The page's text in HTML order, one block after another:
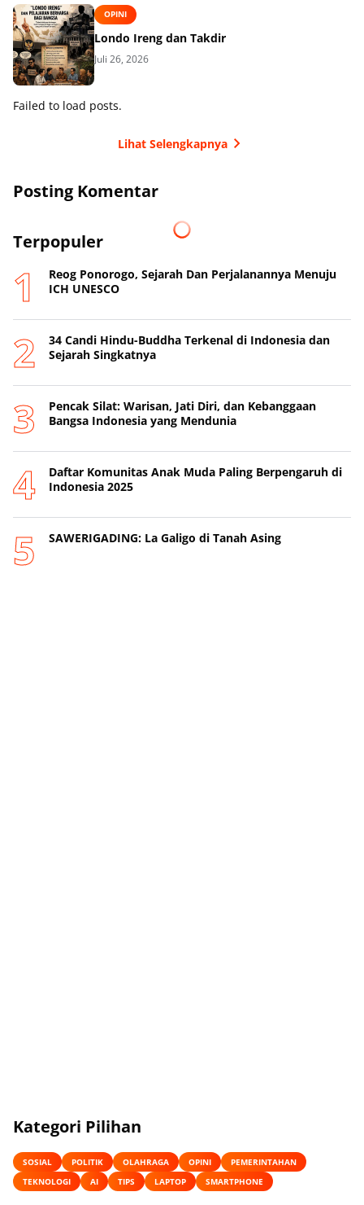
OPINI
Londo Ireng dan Takdir
Juli 26, 2026
Failed to load posts.
Lihat Selengkapnya
Posting Komentar
Terpopuler
Reog Ponorogo, Sejarah Dan Perjalanannya Menuju
ICH UNESCO
34 Candi Hindu-Buddha Terkenal di Indonesia dan
Sejarah Singkatnya
Pencak Silat: Warisan, Jati Diri, dan Kebanggaan
Bangsa Indonesia yang Mendunia
Daftar Komunitas Anak Muda Paling Berpengaruh di
Indonesia 2025
SAWERIGADING: La Galigo di Tanah Asing
Kategori Pilihan
SOSIAL POLITIK OLAHRAGA OPINI
PEMERINTAHAN
TEKNOLOGI
AI TIPS LAPTOP SMARTPHONE